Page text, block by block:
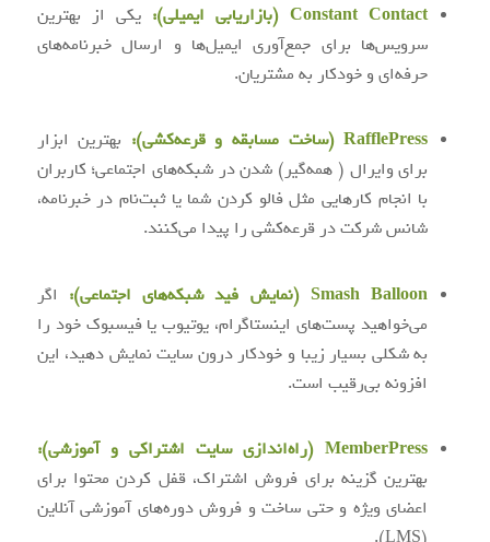
Constant Contact (بازاریابی ایمیلی):
یکی از بهترین
سرویس‌ها برای جمع‌آوری ایمیل‌ها و ارسال خبرنامه‌های
حرفه‌ای و خودکار به مشتریان.
RafflePress (ساخت مسابقه و قرعه‌کشی):
بهترین ابزار
برای وایرال ( همه‌گیر) شدن در شبکه‌های اجتماعی؛ کاربران
با انجام کارهایی مثل فالو کردن شما یا ثبت‌نام در خبرنامه،
شانس شرکت در قرعه‌کشی را پیدا می‌کنند.
Smash Balloon (نمایش فید شبکه‌های اجتماعی):
اگر
می‌خواهید پست‌های اینستاگرام، یوتیوب یا فیسبوک خود را
به شکلی بسیار زیبا و خودکار درون سایت نمایش دهید، این
افزونه بی‌رقیب است.
MemberPress (راه‌اندازی سایت اشتراکی و آموزشی):
بهترین گزینه برای فروش اشتراک، قفل کردن محتوا برای
اعضای ویژه و حتی ساخت و فروش دوره‌های آموزشی آنلاین